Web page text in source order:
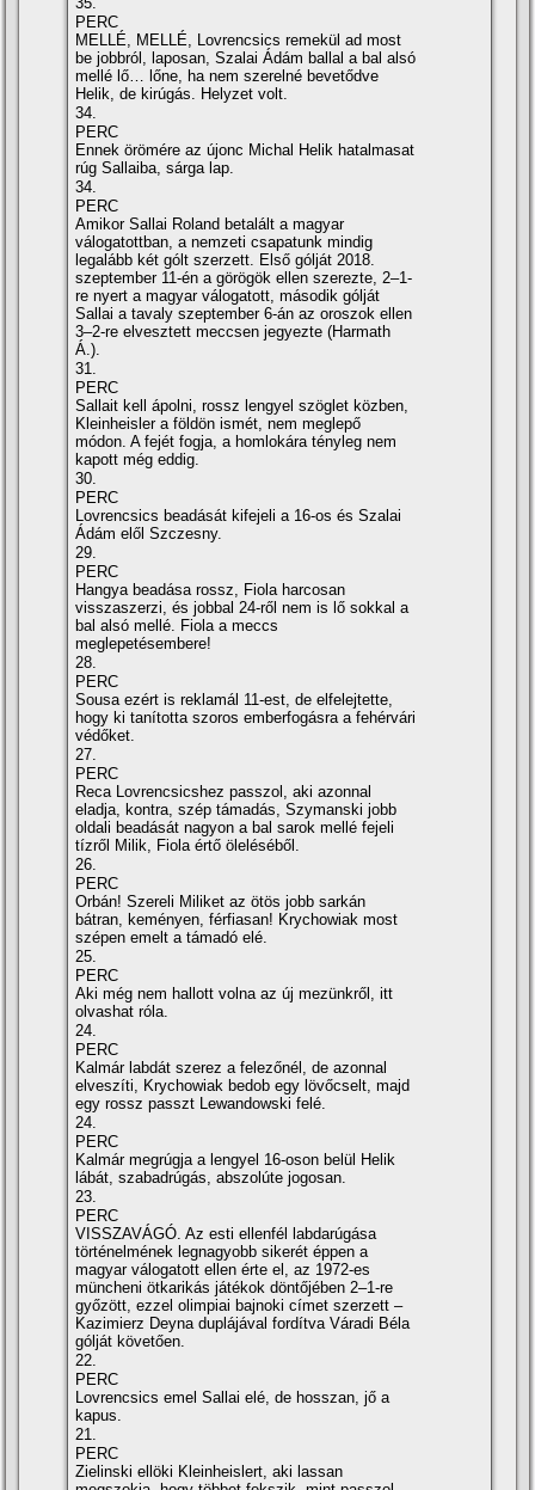
PERC
MELLÉ, MELLÉ, Lovrencsics remekül ad most
be jobbról, laposan, Szalai Ádám ballal a bal alsó
mellé lő… lőne, ha nem szerelné bevetődve
Helik, de kirúgás. Helyzet volt.
34.
PERC
Ennek örömére az újonc Michal Helik hatalmasat
rúg Sallaiba, sárga lap.
34.
PERC
Amikor Sallai Roland betalált a magyar
válogatottban, a nemzeti csapatunk mindig
legalább két gólt szerzett. Első gólját 2018.
szeptember 11-én a görögök ellen szerezte, 2–1-
re nyert a magyar válogatott, második gólját
Sallai a tavaly szeptember 6-án az oroszok ellen
3–2-re elvesztett meccsen jegyezte (Harmath
Á.).
31.
PERC
Sallait kell ápolni, rossz lengyel szöglet közben,
Kleinheisler a földön ismét, nem meglepő
módon. A fejét fogja, a homlokára tényleg nem
kapott még eddig.
30.
PERC
Lovrencsics beadását kifejeli a 16-os és Szalai
Ádám elől Szczesny.
29.
PERC
Hangya beadása rossz, Fiola harcosan
visszaszerzi, és jobbal 24-ről nem is lő sokkal a
bal alsó mellé. Fiola a meccs
meglepetésembere!
28.
PERC
Sousa ezért is reklamál 11-est, de elfelejtette,
hogy ki tanította szoros emberfogásra a fehérvári
védőket.
27.
PERC
Reca Lovrencsicshez passzol, aki azonnal
eladja, kontra, szép támadás, Szymanski jobb
oldali beadását nagyon a bal sarok mellé fejeli
tízről Milik, Fiola értő öleléséből.
26.
PERC
Orbán! Szereli Miliket az ötös jobb sarkán
bátran, keményen, férfiasan! Krychowiak most
szépen emelt a támadó elé.
25.
PERC
Aki még nem hallott volna az új mezünkről, itt
olvashat róla.
24.
PERC
Kalmár labdát szerez a felezőnél, de azonnal
elveszíti, Krychowiak bedob egy lövőcselt, majd
egy rossz passzt Lewandowski felé.
24.
PERC
Kalmár megrúgja a lengyel 16-oson belül Helik
lábát, szabadrúgás, abszolúte jogosan.
23.
PERC
VISSZAVÁGÓ. Az esti ellenfél labdarúgása
történelmének legnagyobb sikerét éppen a
magyar válogatott ellen érte el, az 1972-es
müncheni ötkarikás játékok döntőjében 2–1-re
győzött, ezzel olimpiai bajnoki címet szerzett –
Kazimierz Deyna duplájával fordítva Váradi Béla
gólját követően.
22.
PERC
Lovrencsics emel Sallai elé, de hosszan, jő a
kapus.
21.
PERC
Zielinski ellöki Kleinheislert, aki lassan